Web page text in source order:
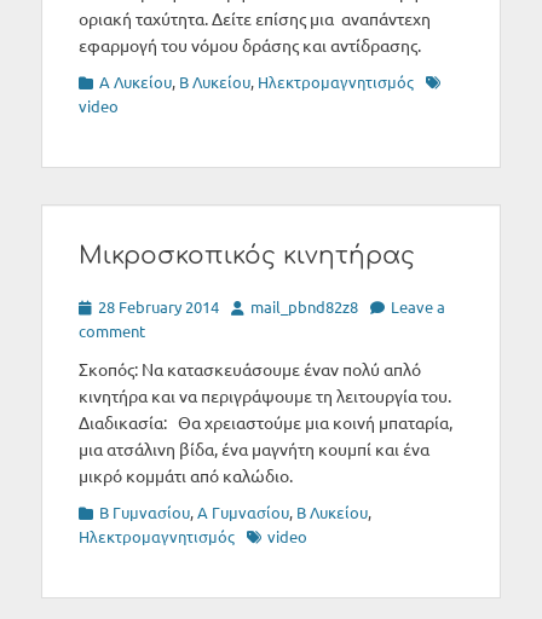
οριακή ταχύτητα. Δείτε επίσης μια αναπάντεχη
εφαρμογή του νόμου δράσης και αντίδρασης.
Categories
Α Λυκείου, Β Λυκείου, Ηλεκτρομαγνητισμός Tags
video
Μικροσκοπικός κινητήρας
Posted
on
28 February 2014 Author
mail_pbnd82z8
Leave a
comment
Σκοπός: Να κατασκευάσουμε έναν πολύ απλό
κινητήρα και να περιγράψουμε τη λειτουργία του.
Διαδικασία: Θα χρειαστούμε μια κοινή μπαταρία,
μια ατσάλινη βίδα, ένα μαγνήτη κουμπί και ένα
μικρό κομμάτι από καλώδιο.
Categories
B Γυμνασίου,Α Γυμνασίου, Β Λυκείου,
Ηλεκτρομαγνητισμός Tagsvideo